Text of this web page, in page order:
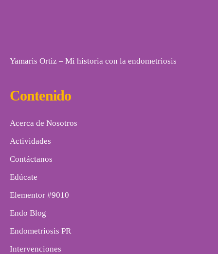
Yamaris Ortiz – Mi historia con la endometriosis
Contenido
Acerca de Nosotros
Actividades
Contáctanos
Edúcate
Elementor #9010
Endo Blog
Endometriosis PR
Intervenciones